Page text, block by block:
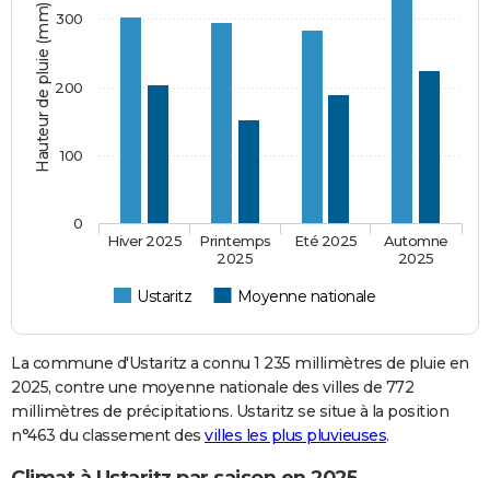
Hauteur de pluie (mm)
Ustaritz Moyenne nationale
Hiver 2025
Printemps
2025
Eté 2025
Automne
2025
0
100
200
300
La commune d'Ustaritz a connu 1 235 millimètres de pluie en
2025, contre une moyenne nationale des villes de 772
millimètres de précipitations. Ustaritz se situe à la position
n°463 du classement des villes les plus pluvieuses.